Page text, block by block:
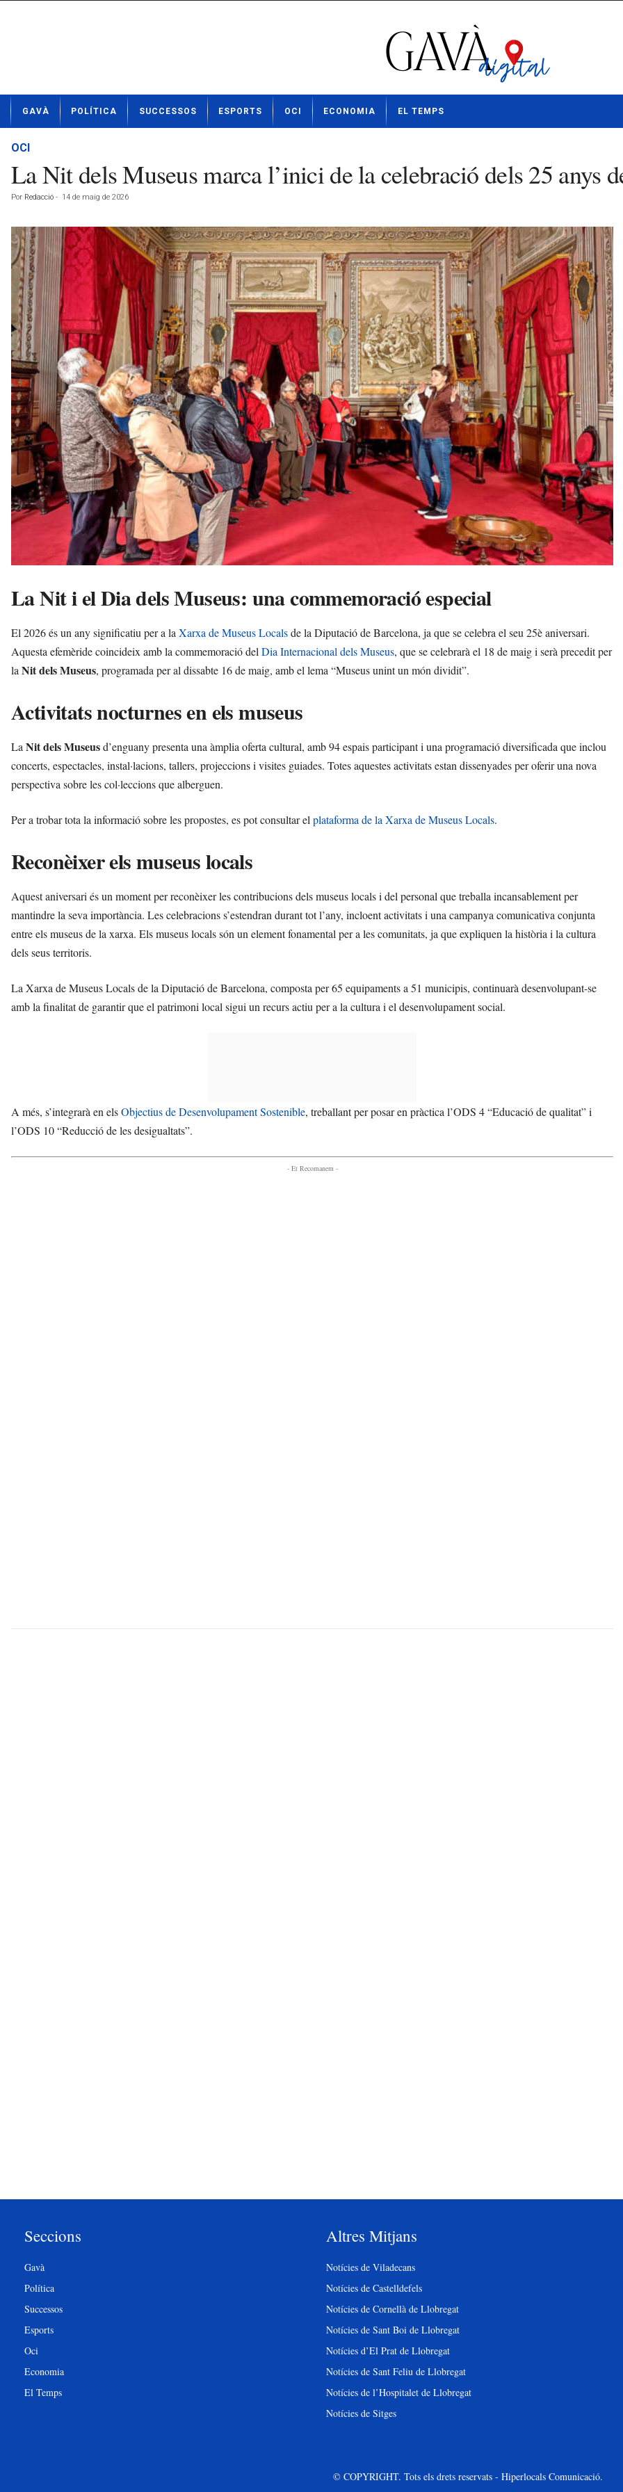
t
GAVÀ POLÍTICA SUCCESSOS ESPORTS OCI ECONOMIA EL TEMPS
OCI
La Nit dels Museus marca l’inici de la celebració dels 25 anys
Por Redacció - 14 de maig de 2026
La Nit i el Dia dels Museus: una commemoració especial
El 2026 és un any significatiu per a laXarxa de Museus Localsde la Diputació de Barcelona, ja que se celebra el seu 25è aniversari.
Aquesta efemèride coincideix amb la commemoració delDia Internacional dels Museus, que se celebrarà el 18 de maig i serà precedit per
laNit dels Museus, programada per al dissabte 16 de maig, amb el lema “Museus unint un món dividit”.
Activitats nocturnes en els museus
LaNit dels Museusd’enguany presenta una àmplia oferta cultural, amb 94 espais participant i una programació diversificada que inclou
concerts, espectacles, instal·lacions, tallers, projeccions i visites guiades. Totes aquestes activitats estan dissenyades per oferir una nova
perspectiva sobre les col·leccions que alberguen.
Per a trobar tota la informació sobre les propostes, es pot consultar elplataforma de la Xarxa de Museus Locals.
Reconèixer els museus locals
Aquest aniversari és un moment per reconèixer les contribucions dels museus locals i del personal que treballa incansablement per
mantindre la seva importància. Les celebracions s’estendran durant tot l’any, incloent activitats i una campanya comunicativa conjunta
entre els museus de la xarxa. Els museus locals són un element fonamental per a les comunitats, ja que expliquen la història i la cultura
dels seus territoris.
La Xarxa de Museus Locals de la Diputació de Barcelona, composta per 65 equipaments a 51 municipis, continuarà desenvolupant-se
amb la finalitat de garantir que el patrimoni local sigui un recurs actiu per a la cultura i el desenvolupament social.
A més, s’integrarà en elsObjectius de Desenvolupament Sostenible, treballant per posar en pràctica l’ODS 4 “Educació de qualitat” i
l’ODS 10 “Reducció de les desigualtats”.
- Et Recomanem -
Seccions
Gavà
Política
Successos
Esports
Oci
Economia
El Temps
Altres Mitjans
Notícies de Viladecans
Notícies de Castelldefels
Notícies de Cornellà de Llobregat
Notícies de Sant Boi de Llobregat
Notícies d’El Prat de Llobregat
Notícies de Sant Feliu de Llobregat
Notícies de l’Hospitalet de Llobregat
Notícies de Sitges
© COPYRIGHT. Tots els drets reservats - Hiperlocals Comunicació.